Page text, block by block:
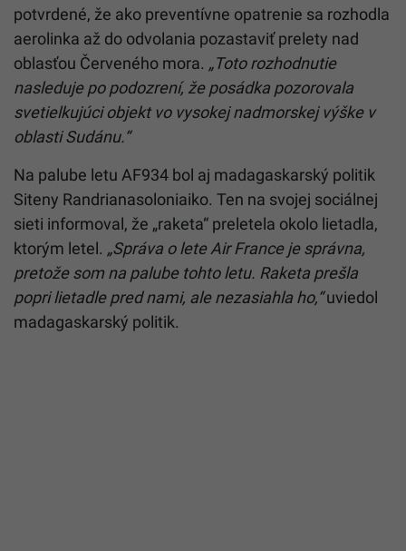
potvrdené, že ako preventívne opatrenie sa rozhodla
aerolinka až do odvolania pozastaviť prelety nad
oblasťou Červeného mora. „Toto rozhodnutie
nasleduje po podozrení, že posádka pozorovala
svetielkujúci objekt vo vysokej nadmorskej výške v
oblasti Sudánu.“
Na palube letu AF934 bol aj madagaskarský politik
Siteny Randrianasoloniaiko. Ten na svojej sociálnej
sieti informoval, že „raketa“ preletela okolo lietadla,
ktorým letel. „Správa o lete Air France je správna,
pretože som na palube tohto letu. Raketa prešla
popri lietadle pred nami, ale nezasiahla ho,“uviedol
madagaskarský politik.